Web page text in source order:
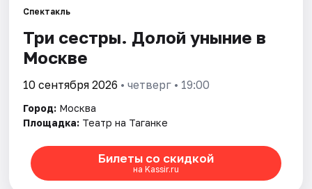
Спектакль
Три сестры. Долой уныние в
Москве
10 сентября 2026 • четверг • 19:00
Город: Москва
Площадка: Театр на Таганке
Билеты со скидкой
на Kassir.ru